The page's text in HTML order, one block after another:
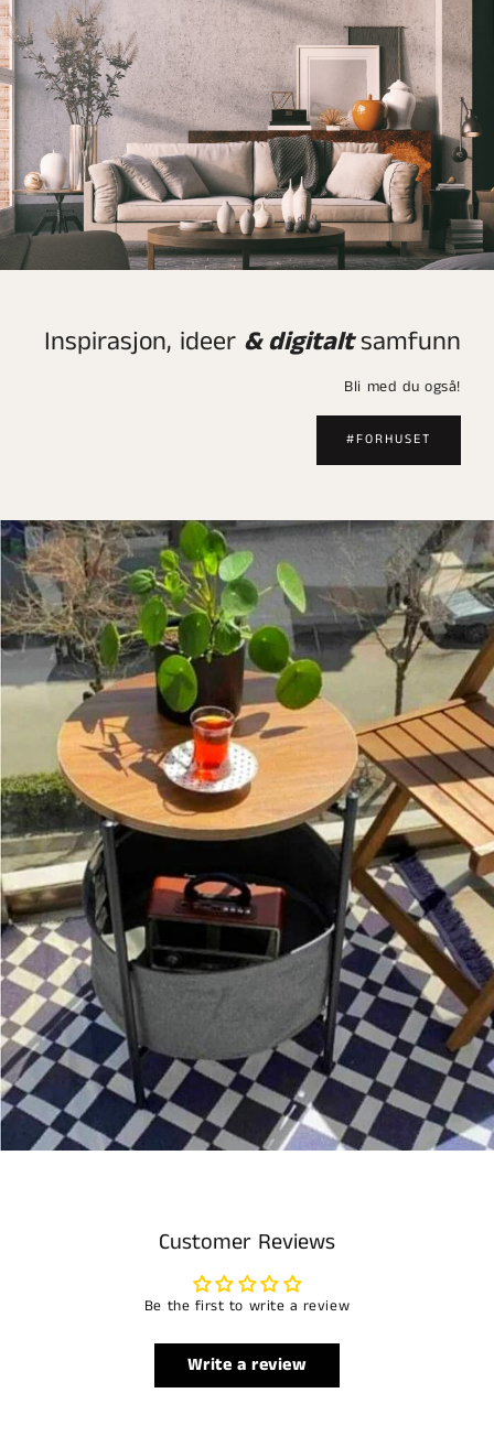
Inspirasjon, ideer & digitaltsamfunn
Bli med du også!
#FORHUSET
Customer Reviews
Be the first to write a review
Write a review